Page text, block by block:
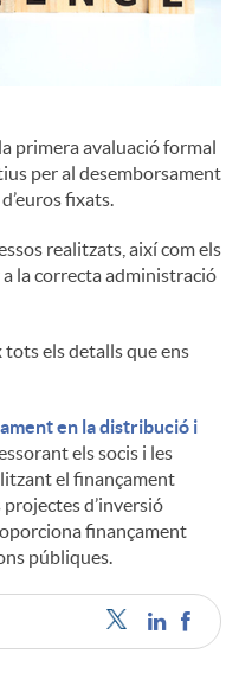
primera avaluació formal
per al desemborsament
fixats.
realitzats, així com els
la correcta administració
tots els detalls que ens
en la distribució i
els socis i les
el finançament
d’inversió
finançament
públiques.